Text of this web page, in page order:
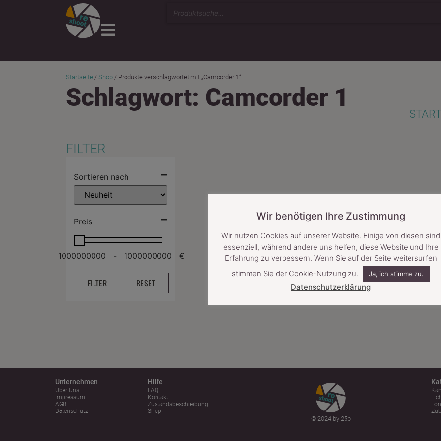
Startseite / Shop / Produkte verschlagwortet mit „Camcorder 1“
Schlagwort: Camcorder 1
FILTER
Sortieren nach
Preis
- €
FILTER RESET
Unternehmen
Über Uns
Impressum
AGB
Datenschutz
Hilfe
FAQ
Kontakt
Zustandsbeschreibung
Shop
© 2024 by 25p
Ton
Wir benötigen Ihre Zustimmung
Wir nutzen Cookies auf unserer Website. Einige von diesen sind
essenziell, während andere uns helfen, diese Website und Ihre
Erfahrung zu verbessern. Wenn Sie auf der Seite weitersurfen
stimmen Sie der Cookie-Nutzung zu.
Ja, ich stimme zu.
Datenschutzerklärung